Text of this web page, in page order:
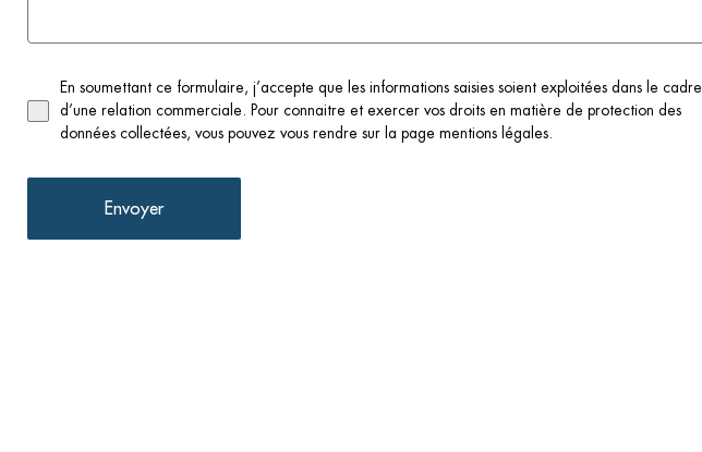
En soumettant ce formulaire, j’accepte que les informations saisies soient exploitées dans le cadre
d’une relation commerciale. Pour connaitre et exercer vos droits en matière de protection des
données collectées, vous pouvez vous rendre sur la page mentions légales.
Envoyer